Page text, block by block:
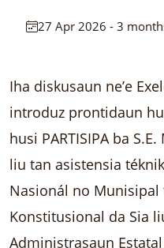
27 Apr 2026 - 3
Iha diskusaun ne’e
introduz prontidaun
husi PARTISIPA ba
liu tan asistensia
Nasionál no
Konstitusional da Sia
Administrasaun Estatal